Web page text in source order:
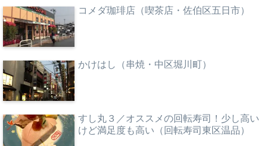
コメダ珈琲店（喫茶店・佐伯区五日市）
かけはし（串焼・中区堀川町）
すし丸３／オススメの回転寿司！少し高い
けど満足度も高い（回転寿司東区温品）